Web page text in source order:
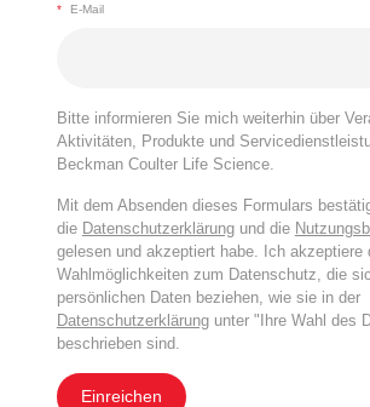
* E-Mail
Bitte informieren Sie mich weiterhin über
Aktivitäten, Produkte und
Beckman Coulter Life Science.
Mit dem Absenden dieses Formulars
die Datenschutzerklärungund die
gelesen und akzeptiert habe. Ich akzeptiere
Wahlmöglichkeiten zum Datenschutz, die
persönlichen Daten beziehen, wie sie in der
Datenschutzerklärungunter "Ihre Wahl des
beschrieben sind.
Einreichen